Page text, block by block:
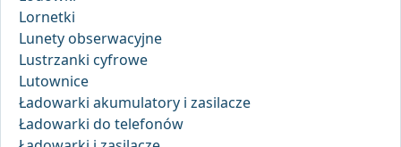
Lornetki
Lunety obserwacyjne
Lustrzanki cyfrowe
Lutownice
Ładowarki akumulatory i zasilacze
Ładowarki do telefonów